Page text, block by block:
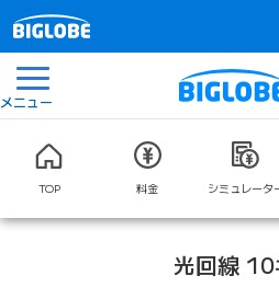
メニュー
TOP 料金 シミュレータ
光回線 10